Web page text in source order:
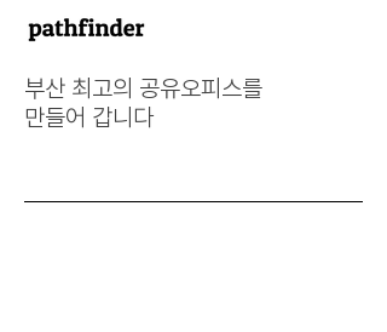
부산 최고의 공유오피스를
만들어 갑니다